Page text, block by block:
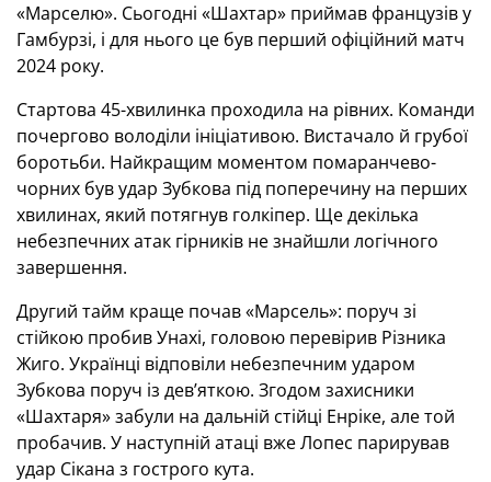
«Марселю». Сьогодні «Шахтар» приймав французів у
Гамбурзі, і для нього це був перший офіційний матч
2024 року.
Стартова 45-хвилинка проходила на рівних. Команди
почергово володіли ініціативою. Вистачало й грубої
боротьби. Найкращим моментом помаранчево-
чорних був удар Зубкова під поперечину на перших
хвилинах, який потягнув голкіпер. Ще декілька
небезпечних атак гірників не знайшли логічного
завершення.
Другий тайм краще почав «Марсель»: поруч зі
стійкою пробив Унахі, головою перевірив Різника
Жиго. Українці відповіли небезпечним ударом
Зубкова поруч із дев’яткою. Згодом захисники
«Шахтаря» забули на дальній стійці Енріке, але той
пробачив. У наступній атаці вже Лопес парирував
удар Сікана з гострого кута.